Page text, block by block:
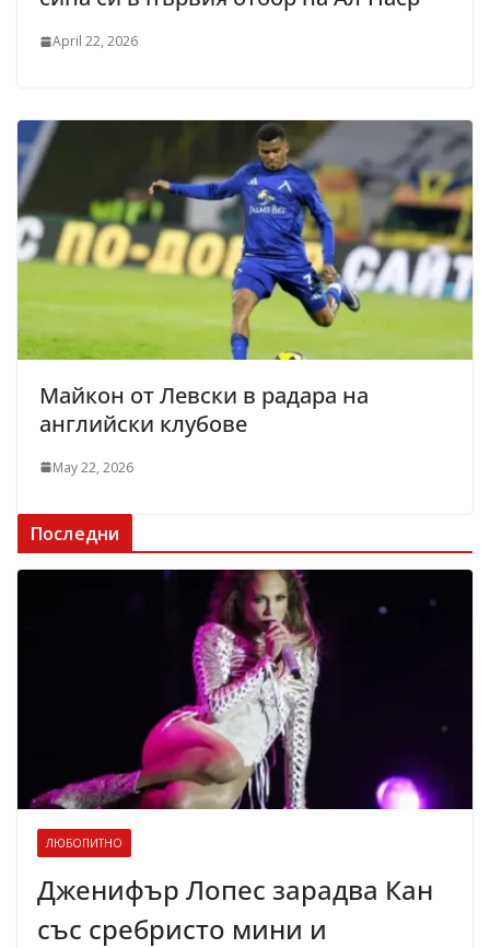
April 22, 2026
Майкон от Левски в радара на
английски клубове
May 22, 2026
Последни
ЛЮБОПИТНО
Дженифър Лопес зарадва Кан
със сребристо мини и